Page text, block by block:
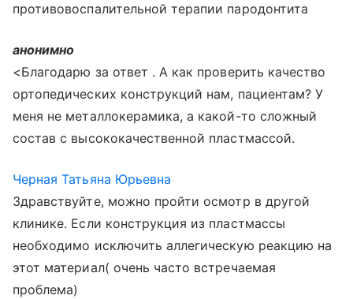
противовоспалительной терапии пародонтита
анонимно
<Благодарю за ответ . А как проверить качество
ортопедических конструкций нам, пациентам? У
меня не металлокерамика, а какой-то сложный
состав с высококачественной пластмассой.
Черная Татьяна Юрьевна
Здравствуйте, можно пройти осмотр в другой
клинике. Если конструкция из пластмассы
необходимо исключить аллегическую реакцию на
этот материал( очень часто встречаемая
проблема)